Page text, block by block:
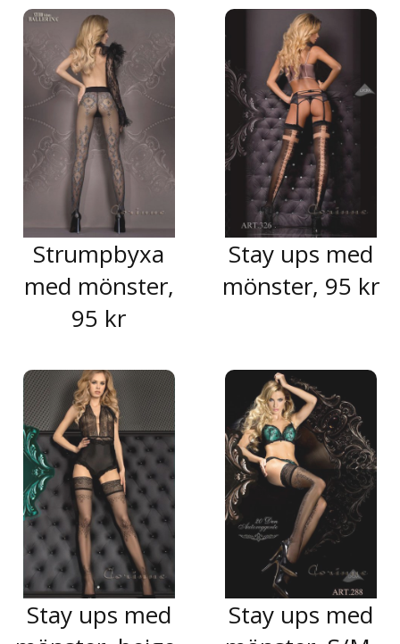
Strumpbyxa
med mönster,
95 kr
Stay ups med
mönster, 95 kr
Stay ups med
Stay ups med